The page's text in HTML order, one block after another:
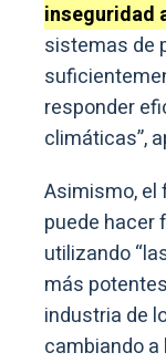
inseguridad
sistemas de
responder
climáticas”,
Asimismo, el
puede hacer
utilizando
más
industria de
cambiando